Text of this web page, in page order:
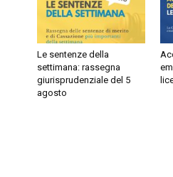
Le sentenze della
settimana: rassegna
giurisprudenziale del 5
agosto